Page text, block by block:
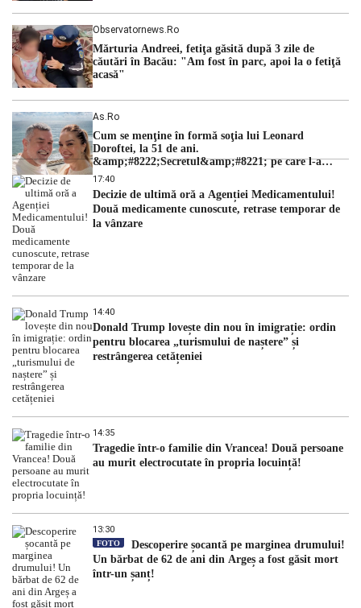
Observatornews.ro
Mărturia Andreei, fetiţa găsită după 3 zile de
căutări în Bacău: "Am fost în parc, apoi la o fetiţă
acasă"
As.ro
Cum se menţine în formă soţia lui Leonard
Doroftei, la 51 de ani.
&amp;#8222;Secretul&amp;#8221; pe care l-a
dezvăluit
17:40
Decizie de ultimă oră a Agenției Medicamentului!
Două medicamente cunoscute, retrase temporar de
la vânzare
14:40
Donald Trump lovește din nou în imigrație: ordin
pentru blocarea „turismului de naștere” și
restrângerea cetățeniei
14:35
Tragedie într-o familie din Vrancea! Două persoane
au murit electrocutate în propria locuință!
13:30
FOTO
Descoperire șocantă pe marginea drumului!
Un bărbat de 62 de ani din Argeș a fost găsit mort
într-un șanț!